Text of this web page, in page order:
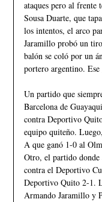
ataques pero al frente
Sousa Duarte, que
los intentos, el arco
Jaramillo probó un
balón se coló por un
portero argentino.
Un partido que
Barcelona de
contra Deportivo
equipo quiteño.
A que ganó 1-0 al
Otro, el partido donde
contra el Deportivo
Deportivo Quito 2-1.
Armando Jaramillo y